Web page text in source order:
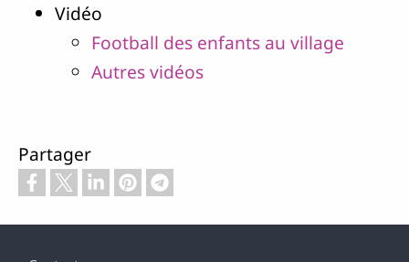
Vidéo
Football des enfants au village
Autres vidéos
Partager
Pied de page